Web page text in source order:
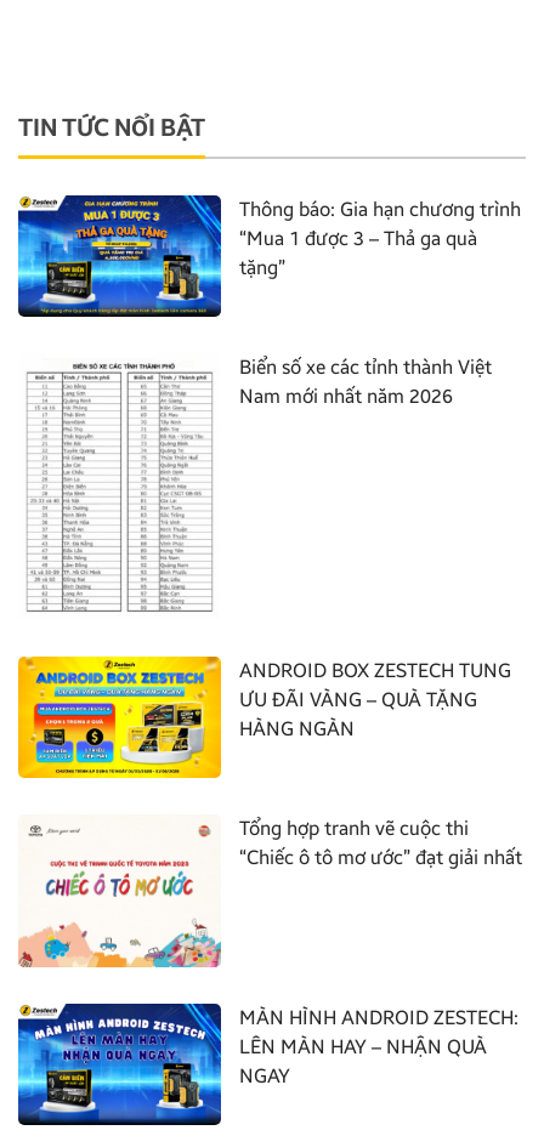
TIN TỨC NỔI BẬT
Thông báo: Gia hạn chương trình
“Mua 1 được 3 – Thả ga quà
tặng”
Biển số xe các tỉnh thành Việt
Nam mới nhất năm 2026
ANDROID BOX ZESTECH TUNG
ƯU ĐÃI VÀNG – QUÀ TẶNG
HÀNG NGÀN
Tổng hợp tranh vẽ cuộc thi
“Chiếc ô tô mơ ước” đạt giải nhất
MÀN HÌNH ANDROID ZESTECH:
LÊN MÀN HAY – NHẬN QUÀ
NGAY